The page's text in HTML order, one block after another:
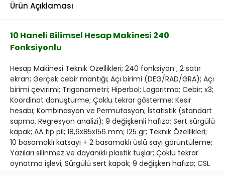
Ürün Açıklaması
10 Haneli Bilimsel Hesap Makinesi 240
Fonksiyonlu
Hesap Makinesi Teknik Özellikleri; 240 fonksiyon ; 2 satır
ekran; Gerçek cebir mantığı; Açı birimi (DEG/RAD/GRA); Açı
birimi çevirimi; Trigonometri; Hiperbol; Logaritma; Cebir; x3;
Koordinat dönüştürme; Çoklu tekrar gösterme; Kesir
hesabı; Kombinasyon ve Permütasyon; İstatistik (standart
sapma, Regresyon analizi); 9 değişkenli hafıza; Sert sürgülü
kapak; AA tip pil; 18,6x85x156 mm; 125 gr; Teknik Özellikleri;
10 basamaklı katsayı + 2 basamaklı üslü sayı görüntüleme;
Yazıları silinmez ve dayanıklı plastik tuşlar; Çoklu tekrar
oynatma işlevi; Sürgülü sert kapak; 9 değişken hafıza; CSL